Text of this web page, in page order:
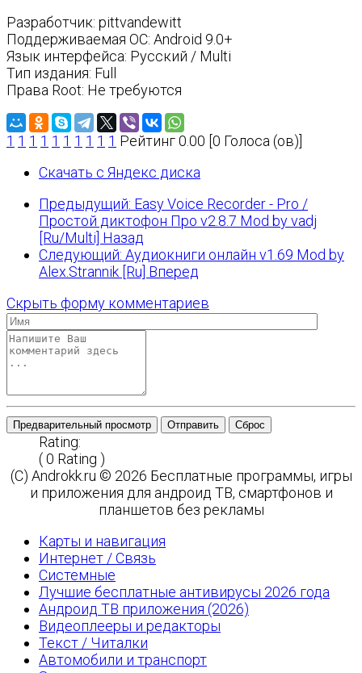
Разработчик: pittvandewitt
Поддерживаемая ОС: Android 9.0+
Язык интерфейса: Русский / Multi
Тип издания: Full
Права Root: Не требуются
1 1 1 1 1 1 1 1 1 1 Рейтинг 0.00 [0 Голоса (ов)]
Скачать с Яндекс диска
Предыдущий: Easy Voice Recorder - Pro /
Простой диктофон Про v2.8.7 Mod by vadj
[Ru/Multi] Назад
Следующий: Аудиокниги онлайн v1.69 Mod by
Alex.Strannik [Ru] Вперед
Скрыть форму комментариев
Предварительный просмотр Отправить Сброс
Rating:
( 0 Rating )
(C) Androkk.ru © 2026 Бесплатные программы, игры
и приложения для андроид ТВ, смартфонов и
планшетов без рекламы
Карты и навигация
Интернет / Связь
Системные
Лучшие бесплатные антивирусы 2026 года
Андроид ТВ приложения (2026)
Видеоплееры и редакторы
Текст / Читалки
Автомобили и транспорт